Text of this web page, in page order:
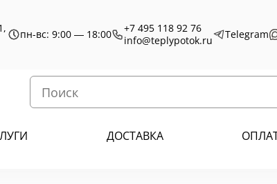
пн-вс: 9:00 — 18:00
+7 495 118 92 76
info@teplypotok.ru
Telegram
ДОСТАВКА